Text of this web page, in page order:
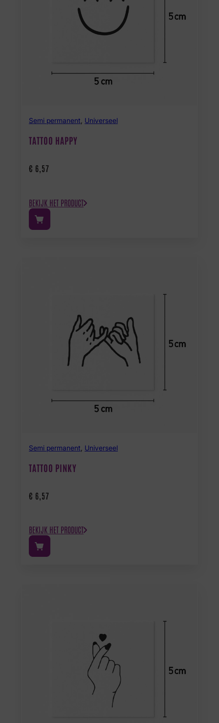
Semi permanent Universeel
TATTOO HAPPY
€ 6,57
BEKIJK HET PRODUCT
Semi permanent Universeel
TATTOO PINKY
€ 6,57
BEKIJK HET PRODUCT